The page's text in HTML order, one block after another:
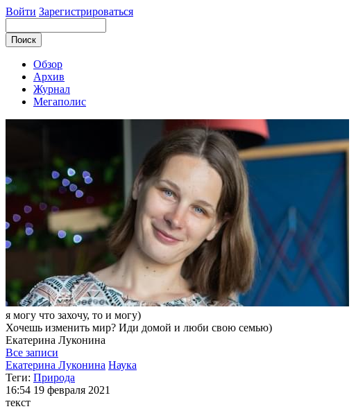
Войти Зарегистрироваться
Обзор
Архив
Журнал
Мегаполис
я могу что захочу, то и могу)
Хочешь изменить мир? Иди домой и люби свою семью)
Екатерина Луконина
Все записи
Екатерина Луконина Наука
Теги: Природа
16:54 19 февраля 2021
текст